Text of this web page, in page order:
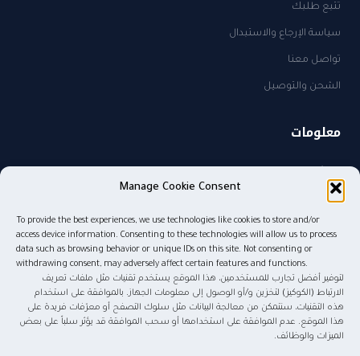
Manage Cookie Consent
To provide the best experiences, we use technologies like cookies to store and/or
access device information. Consenting to these technologies will allow us to process
data such as browsing behavior or unique IDs on this site. Not consenting or
withdrawing consent, may adversely affect certain features and functions.
لتوفير أفضل تجارب للمستخدمين، هذا الموقع يستخدم تقنيات مثل ملفات تعريف
الارتباط (الكوكيز) لتخزين و/أو الوصول إلى معلومات الجهاز. بالموافقة على استخدام
هذه التقنيات، سنتمكن من معالجة البيانات مثل سلوك التصفح أو معرّفات فريدة على
هذا الموقع. عدم الموافقة على استخدامها أو سحب الموافقة قد يؤثر سلباً على بعض
الميزات والوظائف.
تتبع طلبك
سياسة الإرجاع والاستبدال
تواصل معنا
الشحن والتوصيل
معلومات
سياسة الخصوصية
sales@kw.sa
٠٥٠٥٨٢٧٤٨٥
© ٢٠٢٦ موج المعرفة للنشر والتوزيع. جميع الحقوق محفوظة.